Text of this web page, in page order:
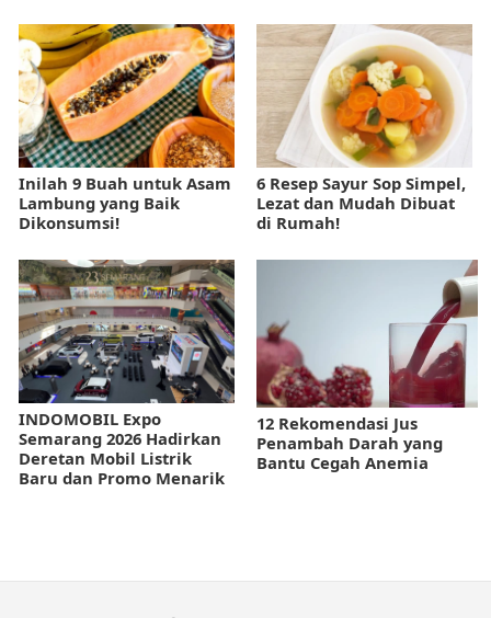
Inilah 9 Buah untuk Asam
Lambung yang Baik
Dikonsumsi!
6 Resep Sayur Sop Simpel,
Lezat dan Mudah Dibuat
di Rumah!
INDOMOBIL Expo
Semarang 2026 Hadirkan
Deretan Mobil Listrik
Baru dan Promo Menarik
12 Rekomendasi Jus
Penambah Darah yang
Bantu Cegah Anemia